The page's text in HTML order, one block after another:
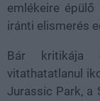
emlékeire
iránti elismerés
Bár kritikája
vitathatatlanul
Jurassic Park, a